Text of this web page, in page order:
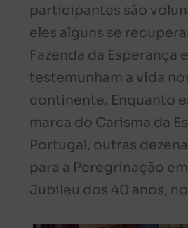
participantes são
eles alguns se
Fazenda da Esperança
testemunham a vida
continente. Enquanto
marca do Carisma da
Portugal, outras
para a Peregrinação
Jubileu dos 40 anos,